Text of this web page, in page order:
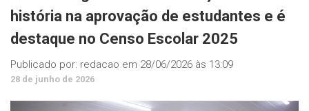
história na aprovação de estudantes e é
destaque no Censo Escolar 2025
Publicado por: redacao em 28/06/2026 às 13:09
28 de junho de 2026